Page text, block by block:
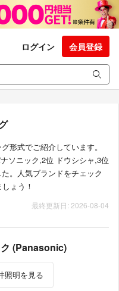
ログイン 会員登録
形式でご紹介しています。
ソニック,2位 ドウシシャ,3位
。人気ブランドをチェック
ょう！
最終更新日: 2026-08-04
(Panasonic)
照明を見る